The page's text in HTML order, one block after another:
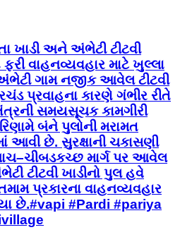
ખાડી અને અંભેટી ટીટવી
ફરી વાહનવ્યવહાર માટે ખુલ્લા
ગામ નજીક આવેલ ટીટવી
પ્રવાહના કારણે ગંભીર રીતે
સમયસૂચક કામગીરી
બંને પુલોની મરામત
આવી છે. સુરક્ષાની ચકાસણી
માર્ગ પર આવેલ
ટીટવી ખાડીનો પુલ હવે
પ્રકારના વાહનવ્યવહાર
છે.#vapi #Pardi #pariya